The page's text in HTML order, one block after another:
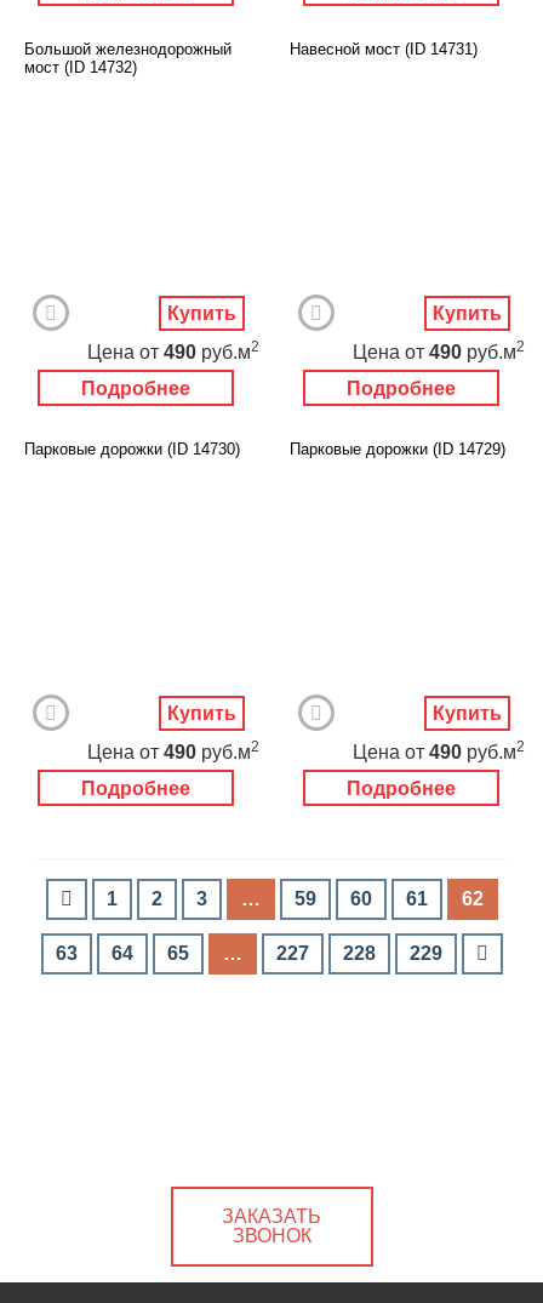
Большой железнодорожный
мост (ID 14732)
Подробнее
Цена от 490 руб.м2
Купить
Навесной мост (ID 14731)
Подробнее
Цена от 490 руб.м2
Купить
Парковые дорожки (ID 14730)
Подробнее
Цена от 490 руб.м2
Купить
Парковые дорожки (ID 14729)
Подробнее
Цена от 490 руб.м2
Купить
1 2 3 … 59 60 61 62
63 64 65 … 227 228 229
ЗАКАЗАТЬ
ЗВОНОК